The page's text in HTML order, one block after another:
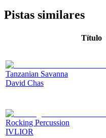
Pistas similares
Título
Tanzanian Savanna
David Chas
Rocking Percussion
IVLIOR